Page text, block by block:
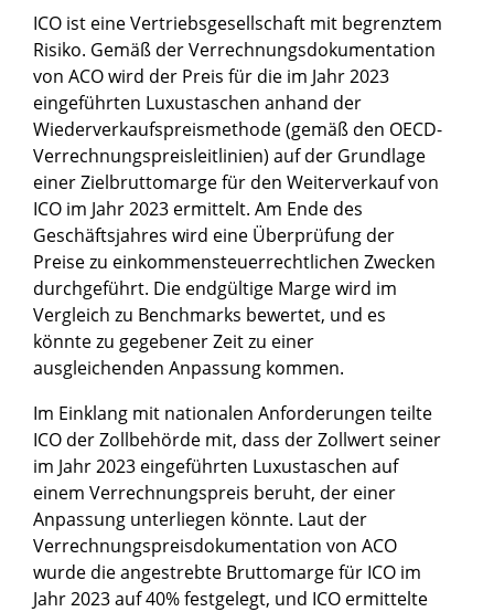
ICO ist eine Vertriebsgesellschaft mit begrenztem
Risiko. Gemäß der Verrechnungsdokumentation
von ACO wird der Preis für die im Jahr 2023
eingeführten Luxustaschen anhand der
Wiederverkaufspreismethode (gemäß den OECD-
Verrechnungspreisleitlinien) auf der Grundlage
einer Zielbruttomarge für den Weiterverkauf von
ICO im Jahr 2023 ermittelt. Am Ende des
Geschäftsjahres wird eine Überprüfung der
Preise zu einkommensteuerrechtlichen Zwecken
durchgeführt. Die endgültige Marge wird im
Vergleich zu Benchmarks bewertet, und es
könnte zu gegebener Zeit zu einer
ausgleichenden Anpassung kommen.
Im Einklang mit nationalen Anforderungen teilte
ICO der Zollbehörde mit, dass der Zollwert seiner
im Jahr 2023 eingeführten Luxustaschen auf
einem Verrechnungspreis beruht, der einer
Anpassung unterliegen könnte. Laut der
Verrechnungspreisdokumentation von ACO
wurde die angestrebte Bruttomarge für ICO im
Jahr 2023 auf 40% festgelegt, und ICO ermittelte